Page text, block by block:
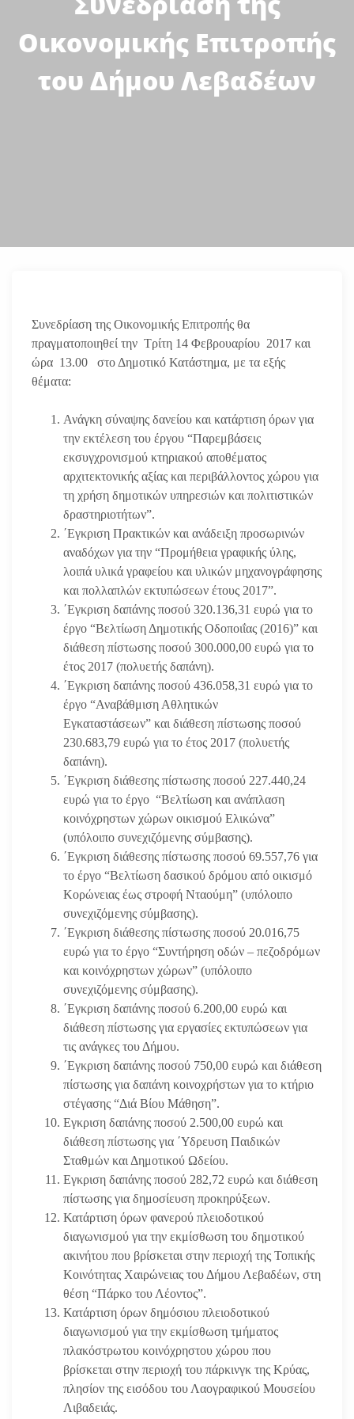
Οικονομικής Επιτροπής
του Δήμου Λεβαδέων
Συνεδρίαση της Οικονομικής Επιτροπής θα
πραγματοποιηθεί την Τρίτη 14 Φεβρουαρίου 2017 και
ώρα 13.00 στο Δημοτικό Κατάστημα, με τα εξής
θέματα:
Ανάγκη σύναψης δανείου και κατάρτιση όρων για
την εκτέλεση του έργου “Παρεμβάσεις
εκσυγχρονισμού κτηριακού αποθέματος
αρχιτεκτονικής αξίας και περιβάλλοντος χώρου για
τη χρήση δημοτικών υπηρεσιών και πολιτιστικών
δραστηριοτήτων”.
΄Εγκριση Πρακτικών και ανάδειξη προσωρινών
αναδόχων για την “Προμήθεια γραφικής ύλης,
λοιπά υλικά γραφείου και υλικών μηχανογράφησης
και πολλαπλών εκτυπώσεων έτους 2017”.
΄Εγκριση δαπάνης ποσού 320.136,31 ευρώ για το
έργο “Βελτίωση Δημοτικής Οδοποιΐας (2016)” και
διάθεση πίστωσης ποσού 300.000,00 ευρώ για το
έτος 2017 (πολυετής δαπάνη).
΄Εγκριση δαπάνης ποσού 436.058,31 ευρώ για το
έργο “Αναβάθμιση Αθλητικών
Εγκαταστάσεων” και διάθεση πίστωσης ποσού
230.683,79 ευρώ για το έτος 2017 (πολυετής
δαπάνη).
΄Εγκριση διάθεσης πίστωσης ποσού 227.440,24
ευρώ για το έργο “Βελτίωση και ανάπλαση
κοινόχρηστων χώρων οικισμού Ελικώνα”
(υπόλοιπο συνεχιζόμενης σύμβασης).
΄Εγκριση διάθεσης πίστωσης ποσού 69.557,76 για
το έργο “Βελτίωση δασικού δρόμου από οικισμό
Κορώνειας έως στροφή Νταούμη” (υπόλοιπο
συνεχιζόμενης σύμβασης).
΄Εγκριση διάθεσης πίστωσης ποσού 20.016,75
ευρώ για το έργο “Συντήρηση οδών – πεζοδρόμων
και κοινόχρηστων χώρων” (υπόλοιπο
συνεχιζόμενης σύμβασης).
΄Εγκριση δαπάνης ποσού 6.200,00 ευρώ και
διάθεση πίστωσης για εργασίες εκτυπώσεων για
τις ανάγκες του Δήμου.
΄Εγκριση δαπάνης ποσού 750,00 ευρώ και διάθεση
πίστωσης για δαπάνη κοινοχρήστων για το κτήριο
στέγασης “Διά Βίου Μάθηση”.
Εγκριση δαπάνης ποσού 2.500,00 ευρώ και
διάθεση πίστωσης για ΄Υδρευση Παιδικών
Σταθμών και Δημοτικού Ωδείου.
Εγκριση δαπάνης ποσού 282,72 ευρώ και διάθεση
πίστωσης για δημοσίευση προκηρύξεων.
Κατάρτιση όρων φανερού πλειοδοτικού
διαγωνισμού για την εκμίσθωση του δημοτικού
ακινήτου που βρίσκεται στην περιοχή της Τοπικής
Κοινότητας Χαιρώνειας του Δήμου Λεβαδέων, στη
θέση “Πάρκο του Λέοντος”.
Κατάρτιση όρων δημόσιου πλειοδοτικού
διαγωνισμού για την εκμίσθωση τμήματος
πλακόστρωτου κοινόχρηστου χώρου που
βρίσκεται στην περιοχή του πάρκινγκ της Κρύας,
πλησίον της εισόδου του Λαογραφικού Μουσείου
Λιβαδειάς.